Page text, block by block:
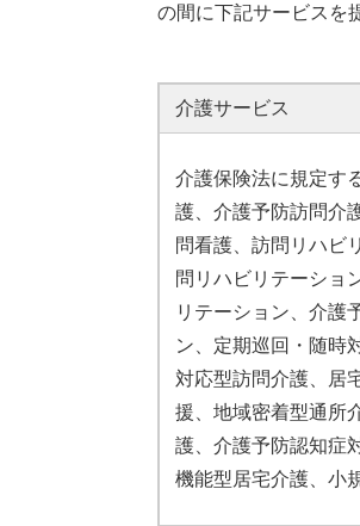
の間に下記サービスを
介護サービス
介護保険法に規定す
護、介護予防訪問介
問看護、訪問リハビ
問リハビリテーショ
リテーション、介護
ン、定期巡回・随時
対応型訪問介護、居
援、地域密着型通所
護、介護予防認知症
機能型居宅介護、小